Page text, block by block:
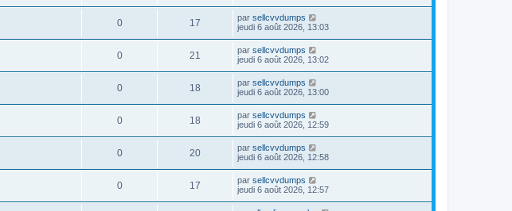
0 17 par sellcvvdumps
jeudi 6 août 2026, 13:03
0 21 par sellcvvdumps
jeudi 6 août 2026, 13:02
0 18 par sellcvvdumps
jeudi 6 août 2026, 13:00
0 18 par sellcvvdumps
jeudi 6 août 2026, 12:59
0 20 par sellcvvdumps
jeudi 6 août 2026, 12:58
0 17 par sellcvvdumps
jeudi 6 août 2026, 12:57